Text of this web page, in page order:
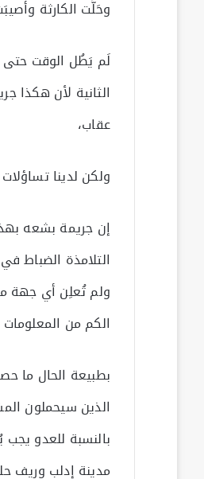
وحَلَّت الكارثة
لَم يَطُل الوقت
الثانية لأن هكذا
عقاب،
ولكن لدينا
إن جريمة بشعه
التلامذة الضباط
ولم تُعلِن أي جهة
الكم من المعلومات
بطبيعة الحال ما
الذين سيحملون
بالنسبة للعدو
مدينة إدلب وريف